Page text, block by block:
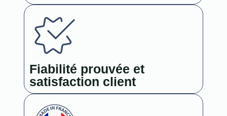
Fiabilité prouvée et
satisfaction client